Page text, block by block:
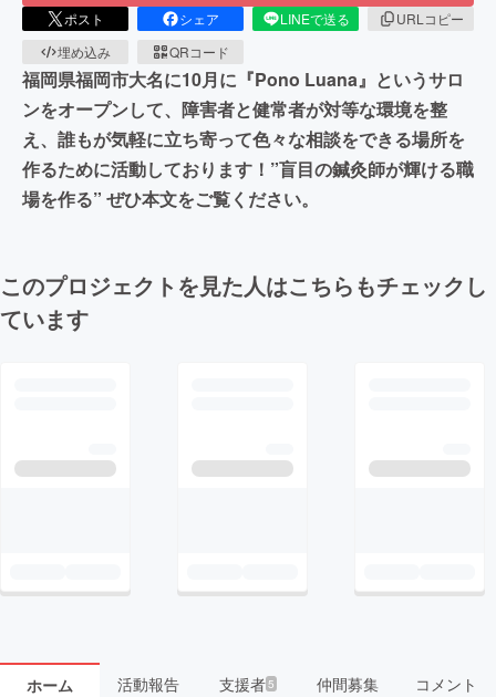
ポスト シェア LINEで送る
URLコピー
埋め込み
QRコード
福岡県福岡市大名に10月に『Pono Luana』というサロ
ンをオープンして、障害者と健常者が対等な環境を整
え、誰もが気軽に立ち寄って色々な相談をできる場所を
作るために活動しております！”盲目の鍼灸師が輝ける職
場を作る” ぜひ本文をご覧ください。
このプロジェクトを見た人はこちらもチェックし
ています
ホーム 活動報告 支援者5 仲間募集 コメント